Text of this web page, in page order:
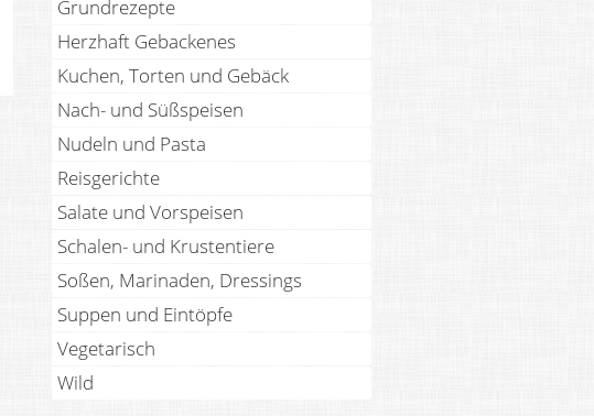
Grundrezepte
Herzhaft Gebackenes
Kuchen, Torten und Gebäck
Nach- und Süßspeisen
Nudeln und Pasta
Reisgerichte
Salate und Vorspeisen
Schalen- und Krustentiere
Soßen, Marinaden, Dressings
Suppen und Eintöpfe
Vegetarisch
Wild